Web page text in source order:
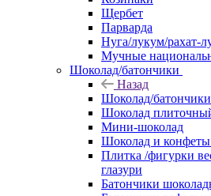
Щербет
Парварда
Нуга/лукум/рахат-
Мучные
Шоколад/батончики
Назад
Шоколад/батончики
Шоколад
Мини-шоколад
Шоколад и
Плитка /фигурки
глазури
Батончики